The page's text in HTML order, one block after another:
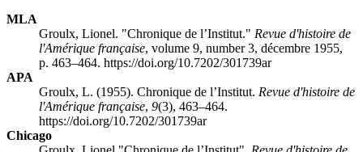
MLA
Groulx, Lionel. "Chronique de l’Institut." Revue d'histoire de
l'Amérique française, volume 9, number 3, décembre 1955,
p. 463–464. https://doi.org/10.7202/301739ar
APA
Groulx, L. (1955). Chronique de l’Institut. Revue d'histoire de
l'Amérique française, 9(3), 463–464.
https://doi.org/10.7202/301739ar
Chicago